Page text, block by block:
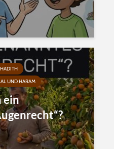
HADITH
UND HARAM
ein